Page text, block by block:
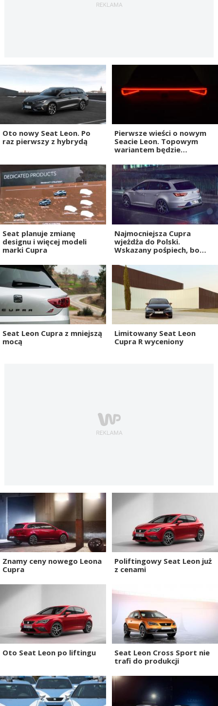
Oto nowy Seat Leon. Po
raz pierwszy z hybrydą
Pierwsze wieści o nowym
Seacie Leon. Topowym
wariantem będzie
Seat planuje zmianę
designu i więcej modeli
marki Cupra
Najmocniejsza Cupra
wjeżdża do Polski.
Wskazany pośpiech, bo
Seat Leon Cupra z mniejszą
mocą
Limitowany Seat Leon
Cupra R wyceniony
Znamy ceny nowego Leona
Cupra
Poliftingowy Seat Leon już
z cenami
Oto Seat Leon po liftingu
Seat Leon Cross Sport nie
trafi do produkcji